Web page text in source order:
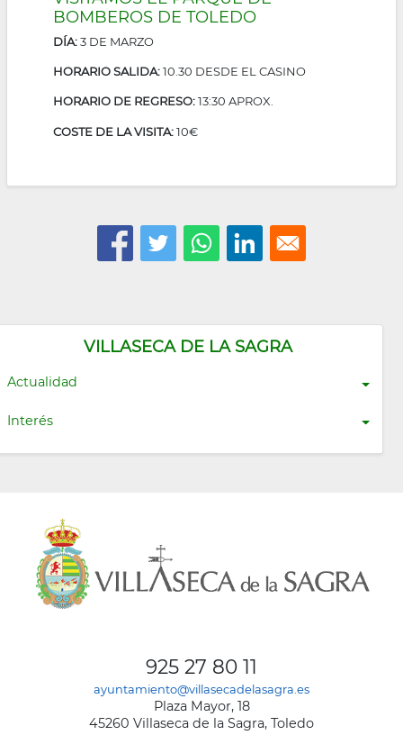
VILLASECA DE LA SAGRA
Actualidad
Interés
BOMBEROS DE TOLEDO
DÍA:3 DE MARZO
HORARIO SALIDA:10.30 DESDE EL CASINO
HORARIO DE REGRESO:13:30 APROX.
COSTE DE LA VISITA:10€
925 27 80 11
ayuntamiento@villasecadelasagra.es
Plaza Mayor, 18
45260 Villaseca de la Sagra, Toledo